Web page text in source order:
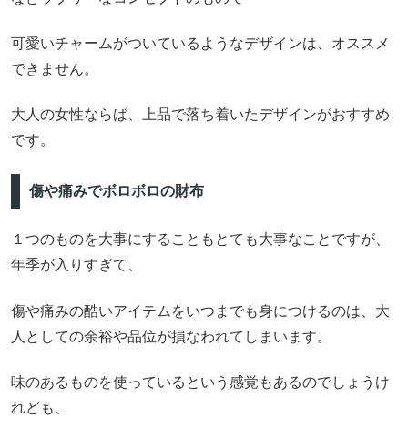
可愛いチャームがついているようなデザインは、オススメ
できません。
大人の女性ならば、上品で落ち着いたデザインがおすすめ
です。
傷や痛みでボロボロの財布
１つのものを大事にすることもとても大事なことですが、
年季が入りすぎて、
傷や痛みの酷いアイテムをいつまでも身につけるのは、大
人としての余裕や品位が損なわれてしまいます。
味のあるものを使っているという感覚もあるのでしょうけ
れども、